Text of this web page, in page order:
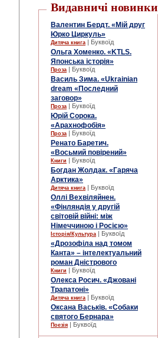
Видавничі новинки
Валентин Бердт. «Мій друг
Юрко Циркуль»
Дитяча книга | Буквоїд
Ольга Хоменко. «KTLS.
Японська історія»
Проза | Буквоїд
Василь Зима. «Ukrainian
dream «Последний
заговор»
Проза | Буквоїд
Юрій Сорока.
«Арахнофобія»
Проза | Буквоїд
Ренато Баретич.
«Восьмий повірений»
Книги | Буквоїд
Богдан Жолдак. «Гаряча
Арктика»
Дитяча книга | Буквоїд
Оллі Вехвіляйнен.
«Фінляндія у другій
світовій війні: між
Німеччиною і Росією»
Історія/Культура | Буквоїд
«Дрозофіла над томом
Канта» – інтелектуальний
роман Дністрового
Книги | Буквоїд
Олекса Росич. «Джовані
Трапатоні»
Дитяча книга | Буквоїд
Оксана Васьків. «Собаки
святого Бернара»
Поезія | Буквоїд